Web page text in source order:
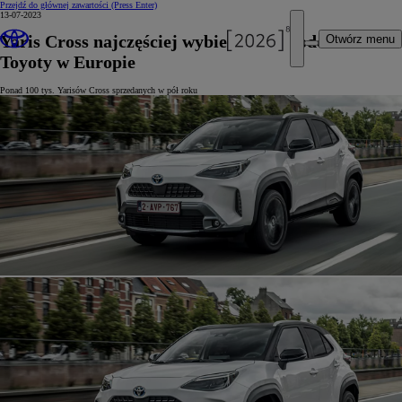
Przejdź do głównej zawartości (Press Enter)
Otwórz menu
13-07-2023
Yaris Cross najczęściej wybieranym modelem
Toyoty w Europie
Ponad 100 tys. Yarisów Cross sprzedanych w pół roku